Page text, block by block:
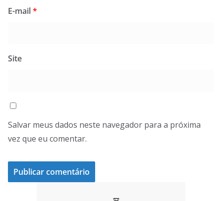
E-mail*
Site
Salvar meus dados neste navegador para a próxima
vez que eu comentar.